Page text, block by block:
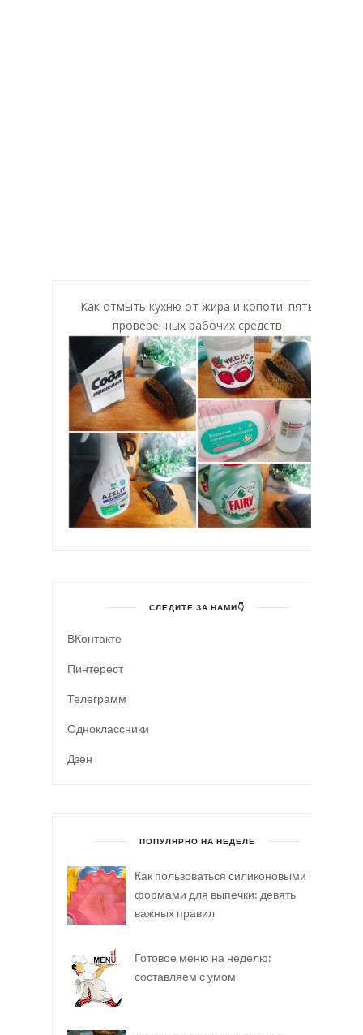
Как отмыть кухню от жира и копоти: пять
проверенных рабочих средств
СЛЕДИТЕ ЗА НАМИ👇
ВКонтакте
Пинтерест
Телеграмм
Одноклассники
Дзен
ПОПУЛЯРНО НА НЕДЕЛЕ
Как пользоваться силиконовыми
формами для выпечки: девять
важных правил
Готовое меню на неделю:
составляем с умом